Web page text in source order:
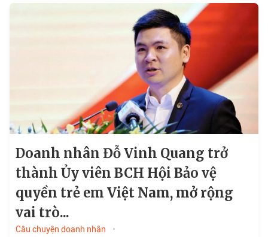
Doanh nhân Đỗ Vinh Quang trở
thành Ủy viên BCH Hội Bảo vệ
quyền trẻ em Việt Nam, mở rộng
vai trò...
Câu chuyện doanh nhân